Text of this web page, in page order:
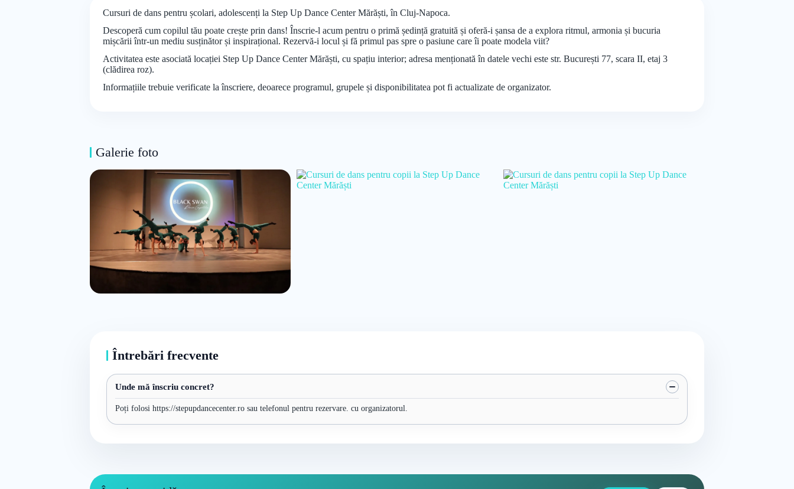
Cursuri de dans pentru școlari, adolescenți la Step Up Dance Center Mărăști, în Cluj-Napoca.
Descoperă cum copilul tău poate crește prin dans! Înscrie-l acum pentru o primă ședință gratuită și oferă-i șansa de a explora ritmul, armonia și bucuria
mișcării într-un mediu susținător și inspirațional. Rezervă-i locul și fă primul pas spre o pasiune care îi poate modela viit?
Activitatea este asociată locației Step Up Dance Center Mărăști, cu spațiu interior; adresa menționată în datele vechi este str. București 77, scara II, etaj 3
(clădirea roz).
Informațiile trebuie verificate la înscriere, deoarece programul, grupele și disponibilitatea pot fi actualizate de organizator.
Galerie foto
Întrebări frecvente
Unde mă înscriu concret?
Poți folosi https://stepupdancecenter.ro sau telefonul pentru rezervare. cu organizatorul.